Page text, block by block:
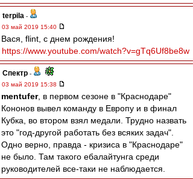
terpila -
03 май 2019 15:40
Вася, flint, с днем рождения!
https://www.youtube.com/watch?v=gTq6Uf8be8w
Спектр -
03 май 2019 15:38
mentufer, в первом сезоне в "Краснодаре"
Кононов вывел команду в Европу и в финал
Кубка, во втором взял медали. Трудно назвать
это "год-другой работать без всяких задач".
Одно верно, правда - кризиса в "Краснодаре"
не было. Там такого ебалайтунга среди
руководителей все-таки не наблюдается.